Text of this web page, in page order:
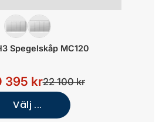
Spegelskåp MC120
395 kr22 100 kr
Välj ...